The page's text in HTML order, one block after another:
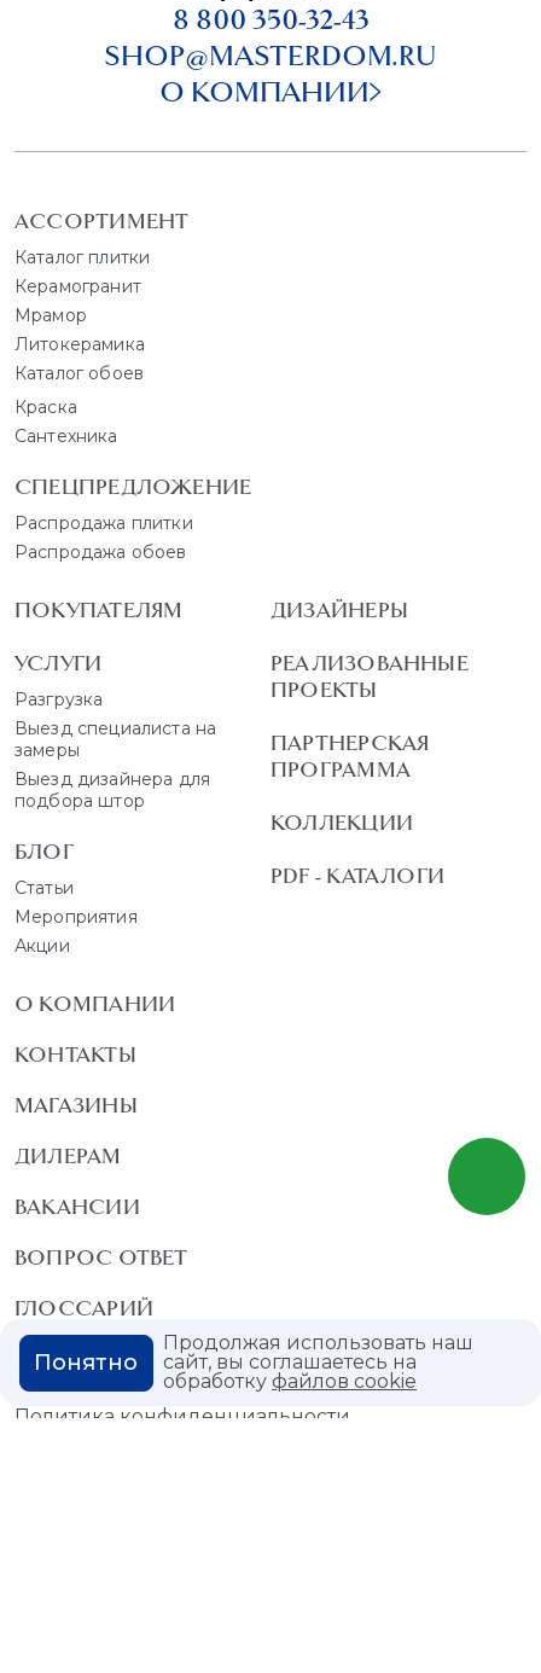
8 800 350-32-43
SHOP@MASTERDOM.RU
О КОМПАНИИ
АССОРТИМЕНТ
Каталог плитки
Керамогранит
Мрамор
Литокерамика
Каталог обоев
Краска
Сантехника
СПЕЦПРЕДЛОЖЕНИЕ
Распродажа плитки
Распродажа обоев
ПОКУПАТЕЛЯМ
УСЛУГИ
Разгрузка
Выезд специалиста на
замеры
Выезд дизайнера для
подбора штор
БЛОГ
Статьи
Мероприятия
Акции
ДИЗАЙНЕРЫ
РЕАЛИЗОВАННЫЕ
ПРОЕКТЫ
ПАРТНЕРСКАЯ
ПРОГРАММА
КОЛЛЕКЦИИ
PDF - КАТАЛОГИ
О КОМПАНИИ
КОНТАКТЫ
МАГАЗИНЫ
ДИЛЕРАМ
ВАКАНСИИ
ВОПРОС ОТВЕТ
ГЛОССАРИЙ
Политика конфиденциальности
Продолжая использовать наш
сайт, вы соглашаетесь на
обработкуфайлов cookie
Понятно